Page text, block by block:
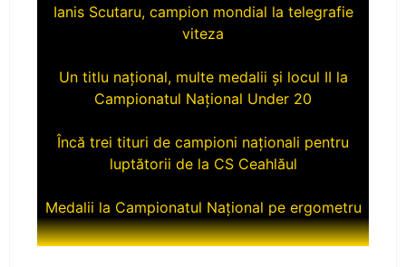
viteza
Campionatul Național Under 20
luptătorii de la CS Ceahlăul
CS Ceahlăul aduce titlul naţional la Piatra-
Neamţ